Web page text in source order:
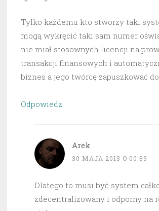
Tylko każdemu kto stworzy taki
mogą wykręcić taki sam numer
nie miał stosownych licencji na
transakcji finansowych i
biznes a jego twórcę zapuszkować
Odpowiedz
Arek
30 MAJA 2013 O 00:39
Dlatego to musi być system
zdecentralizowany i odporny na